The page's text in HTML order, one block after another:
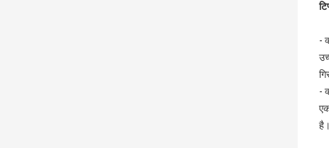
-
-
है।